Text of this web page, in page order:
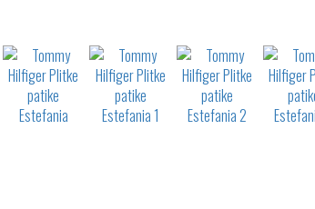
waterrepellent